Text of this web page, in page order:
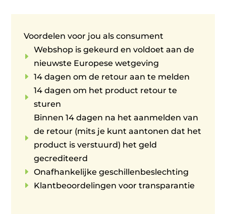
Voordelen voor jou als consument
E
Webshop is gekeurd en voldoet aan de
nieuwste Europese wetgeving
E 14 dagen om de retour aan te melden
E
14 dagen om het product retour te
sturen
E
Binnen 14 dagen na het aanmelden van
de retour (mits je kunt aantonen dat het
product is verstuurd) het geld
gecrediteerd
E Onafhankelijke geschillenbeslechting
E Klantbeoordelingen voor transparantie